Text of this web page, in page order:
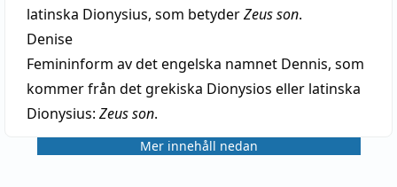
latinska Dionysius, som betyderZeus son.
Denise
Femininform av det engelska namnet Dennis, som
kommer från det grekiska Dionysios eller latinska
Dionysius: Zeus son.
Mer innehåll nedan